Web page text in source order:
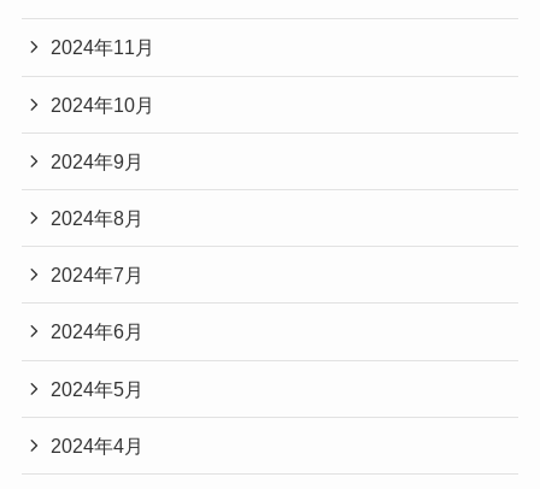
2024年11月
2024年10月
2024年9月
2024年8月
2024年7月
2024年6月
2024年5月
2024年4月